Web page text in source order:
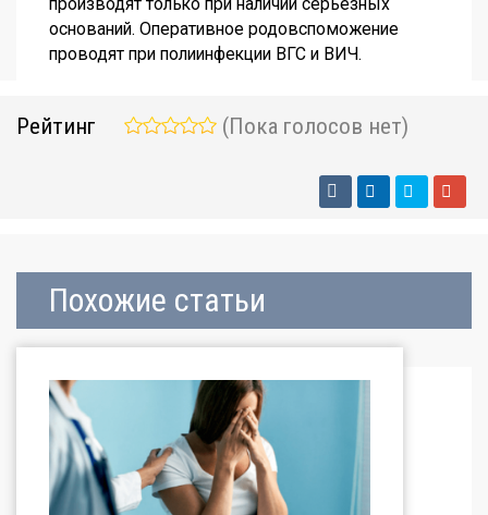
оснований. Оперативное родовспоможение
проводят при полиинфекции ВГС и ВИЧ.
Рейтинг (Пока голосов нет)
Похожие статьи